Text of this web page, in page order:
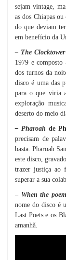
sejam vintage,
as dos Chiapas
do que deviam
em benefício da
– The
1979 e
dos turnos da
disco é uma das
para o que viria
exploração
deserto do meio
– Pharoah de
precisam de
basta. Pharoah
este disco,
trazer justiça ao
superar a sua
– When the
nome do disco é
Last Poets e os
amanhã.